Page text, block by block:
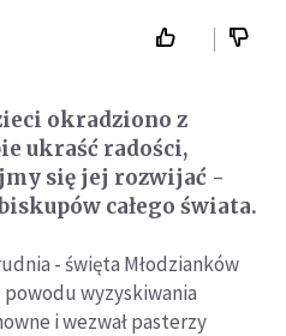
okradziono z
ukraść radości,
się jej rozwijać -
całego świata.
- święta Młodzianków
wyzyskiwania
i wezwał pasterzy